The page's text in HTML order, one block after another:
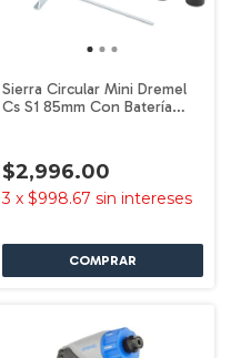
Sierra Circular Mini Dremel
Cs S1 85mm Con Batería
$2,996.00
3 x $998.67 sin intereses